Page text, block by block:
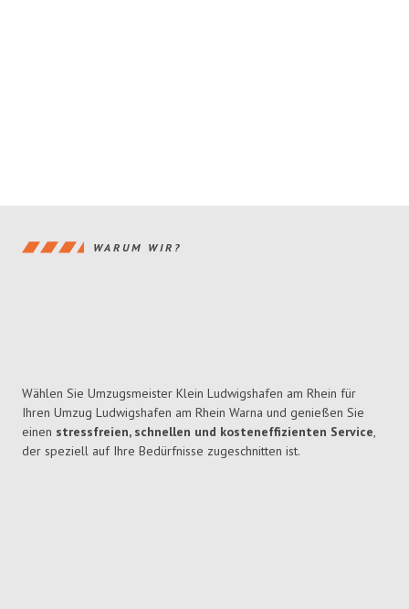
WARUM WIR?
Wählen Sie Umzugsmeister Klein Ludwigshafen am Rhein für
Ihren Umzug Ludwigshafen am Rhein Warna und genießen Sie
einen stressfreien, schnellen und kosteneffizienten Service,
der speziell auf Ihre Bedürfnisse zugeschnitten ist.